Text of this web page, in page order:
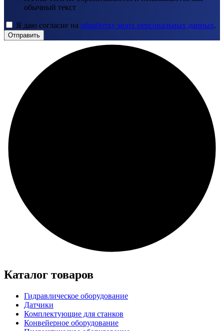
обычный текст
Я даю согласие на обработку моих персональных данных.
Отправить
Каталог товаров
Гидравлическое оборудование
Датчики
Комплектующие для станков
Конвейерное оборудование